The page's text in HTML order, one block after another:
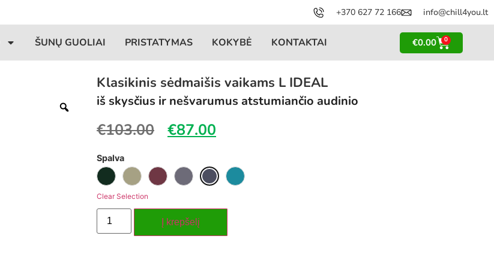
+370 627 72 166 info@chill4you.lt
ŠUNŲ GUOLIAI PRISTATYMAS KOKYBĖ KONTAKTAI €0.00 0
Klasikinis sėdmaišis vaikams L IDEAL
iš skysčius ir nešvarumus atstumiančio audinio
€103.00 €87.00
Spalva
Clear Selection
Į krepšelį